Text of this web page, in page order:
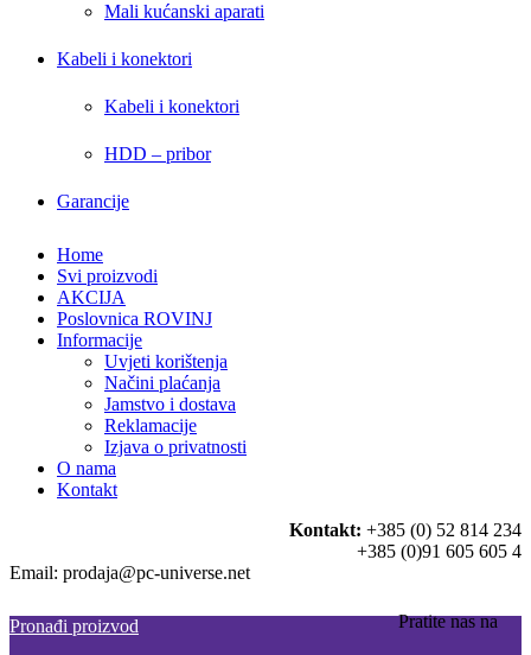
Mali kućanski aparati
Kabeli i konektori
Kabeli i konektori
HDD – pribor
Garancije
Home
Svi proizvodi
AKCIJA
Poslovnica ROVINJ
Informacije
Uvjeti korištenja
Načini plaćanja
Jamstvo i dostava
Reklamacije
Izjava o privatnosti
O nama
Kontakt
Kontakt: +385 (0) 52 814 234
+385 (0)91 605 605 4
Email: prodaja@pc-universe.net
Pratite nas na
Pronađi proizvod